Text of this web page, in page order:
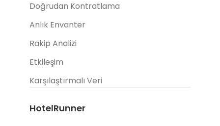
Doğrudan Kontratlama
Anlık Envanter
Rakip Analizi
Etkileşim
Karşılaştırmalı Veri
HotelRunner